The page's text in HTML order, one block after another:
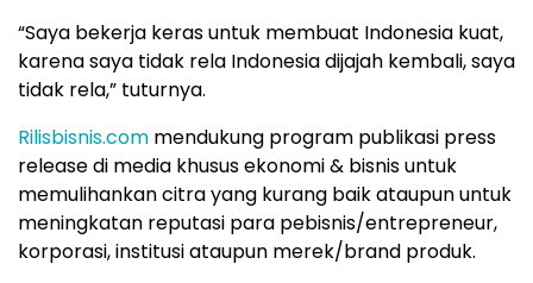
“Saya bekerja keras untuk membuat Indonesia kuat,
karena saya tidak rela Indonesia dijajah kembali, saya
tidak rela,” tuturnya.
Rilisbisnis.com mendukung program publikasi press
release di media khusus ekonomi & bisnis untuk
memulihankan citra yang kurang baik ataupun untuk
meningkatan reputasi para pebisnis/entrepreneur,
korporasi, institusi ataupun merek/brand produk.